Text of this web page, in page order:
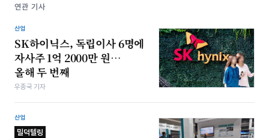
연관 기사
산업
SK하이닉스, 독립이사 6명에
자사주 1억 2000만 원…
올해 두 번째
우종국 기자
산업
밀덕텔링